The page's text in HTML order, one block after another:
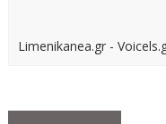
Limenikanea.gr -